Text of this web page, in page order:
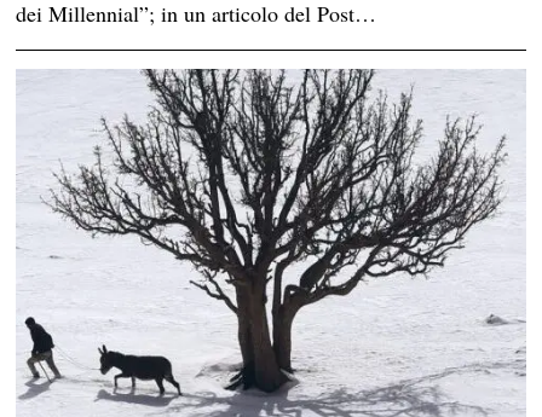
dei Millennial”; in un articolo del Post…